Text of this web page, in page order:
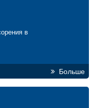
в
Больше